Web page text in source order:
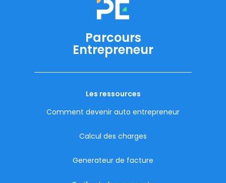
Parcours
Entrepreneur
Les ressources
Comment devenir auto entrepreneur
Calcul des charges
Generateur de facture